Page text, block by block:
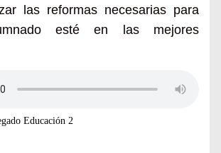
las reformas necesarias para
esté en las mejores
Educación 2